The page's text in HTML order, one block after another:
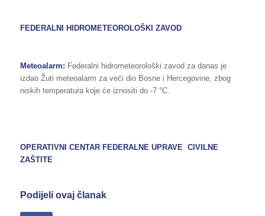
FEDERALNI HIDROMETEOROLOŠKI ZAVOD
Meteoalarm: Federalni hidrometeorološki zavod za danas je
izdao Žuti meteoalarm za veći dio Bosne i Hercegovine, zbog
niskih temperatura koje će iznositi do -7 °C.
OPERATIVNI CENTAR FEDERALNE UPRAVE CIVILNE
ZAŠTITE
Podijeli ovaj članak